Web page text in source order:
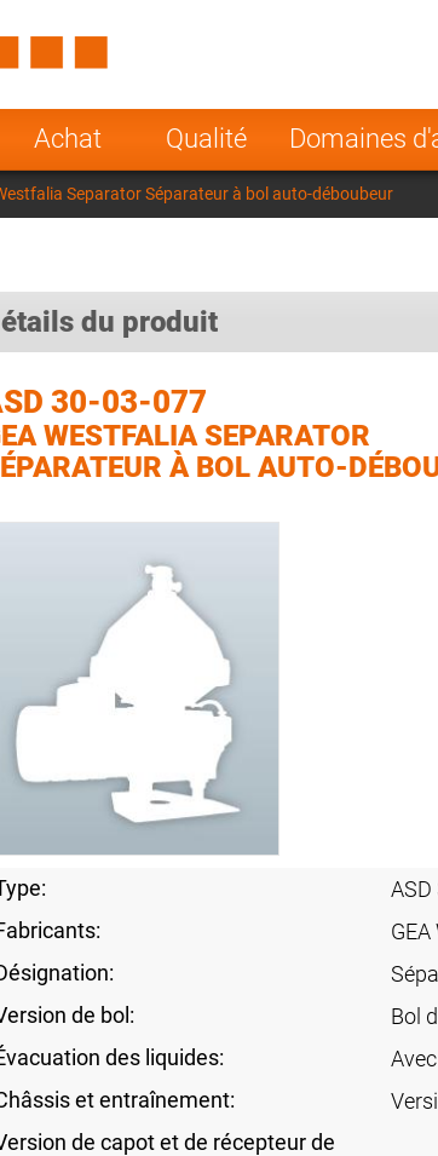
Achat Qualité Domaines
Poland
Separator Séparateur à bol auto-déboubeur
du produit
30-03-077
WESTFALIA SEPARATOR
À BOL AUTO-
ASD
de bol:
Bol
des liquides:
et entraînement:
de capot et de récepteur de